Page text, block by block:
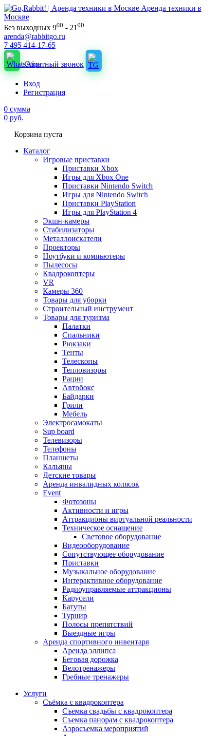
Аренда техники в
Москве
Без выходных 900 - 21 00
arenda@rabbitgo.ru
7 495 414-17-65
Обратный звонок
Вход
Регистрация
0 сумма
0 руб.
Корзина пуста
Каталог
Игровые приставки
Приставки Xbox
Игры для Xbox One
Приставки Nintendo Switch
Игры для Nintendo Switch
Приставки PlayStation
Игры для PlayStation 4
Экшн-камеры
Стабилизаторы
Металлоискатели
Проекторы
Ноутбуки и компьютеры
Пылесосы
Квадрокоптеры
VR
Камеры 360
Товары для уборки
Строительный инструмент
Товары для туризма
Палатки
Спальники
Рюкзаки
Тенты
Телескопы
Тепловизоры
Рации
Автобокс
Байдарки
Грили
Мебель
Электросамокаты
Sup board
Телевизоры
Телефоны
Планшеты
Кальяны
Детские товары
Аренда инвалидных колясок
Event
Фотозоны
Активности и игры
Аттракционы виртуальной реальности
Техническое оснащение
Световое оборудование
Видеооборудование
Сопутствующее оборудование
Приставки
Музыкальное оборудование
Интерактивное оборудование
Радиоуправляемые аттракционы
Карусели
Батуты
Турнир
Полосы препятствий
Выездные игры
Аренда спортивного инвентаря
Аренда эллипса
Бeговая дoрожка
Велотренажеры
Гребные тренажеры
Услуги
Съёмка с квадрокоптера
Съемка свадьбы с квадрокоптера
Съемка панорам с квадрокоптера
Аэросъемка мероприятий